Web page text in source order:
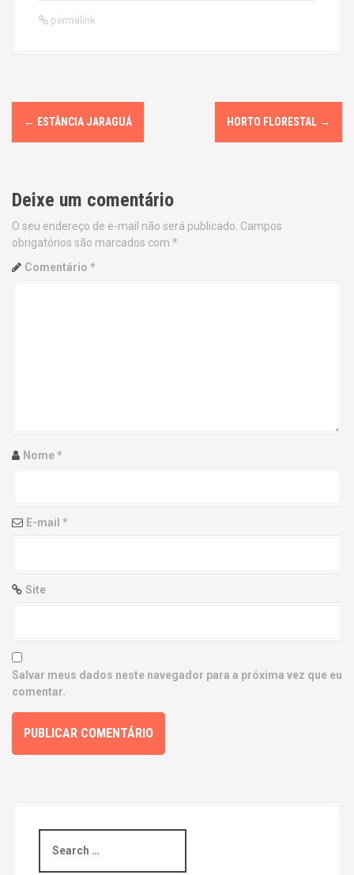
permalink
P
o
t
n
a
i
n
← ESTÂNCIA JARAGUÁ HORTO FLORESTAL →
Deixe um comentário
O seu endereço de e-mail não será publicado. Campos
obrigatórios são marcados com *
Comentário *
Nome*
E-mail *
Site
Salvar meus dados neste navegador para a próxima vez que eu
comentar.
a